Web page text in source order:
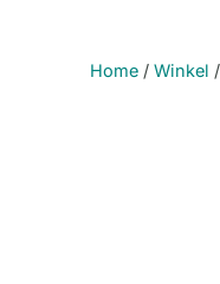
Home / Winkel /